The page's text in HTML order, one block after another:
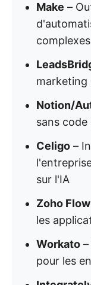
Make –
complexes
marketing
Notion/
sans code
Celigo –
sur l'IA
Zoho Flow
les
Workato
pour les